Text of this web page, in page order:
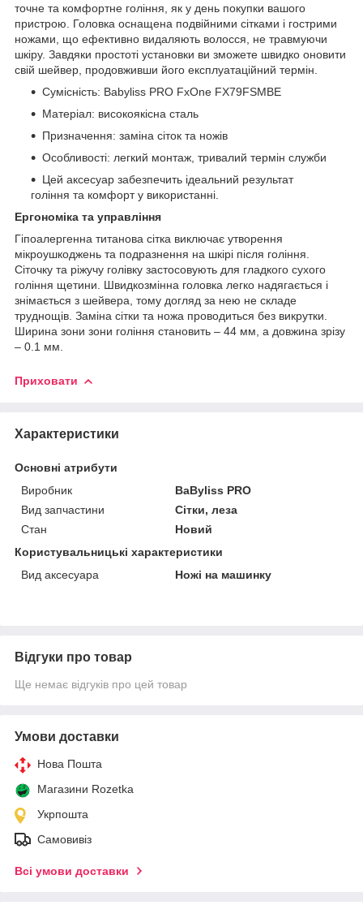
точне та комфортне гоління, як у день покупки вашого
пристрою. Головка оснащена подвійними сітками і гострими
ножами, що ефективно видаляють волосся, не травмуючи
шкіру. Завдяки простоті установки ви зможете швидко оновити
свій шейвер, продовживши його експлуатаційний термін.
Сумісність: Babyliss PRO FxOne FX79FSMBE
Матеріал: високоякісна сталь
Призначення: заміна сіток та ножів
Особливості: легкий монтаж, тривалий термін служби
Цей аксесуар забезпечить ідеальний результат
гоління та комфорт у використанні.
Ергономіка та управління
Гіпоалергенна титанова сітка виключає утворення
мікроушкоджень та подразнення на шкірі після гоління.
Сіточку та ріжучу голівку застосовують для гладкого сухого
гоління щетини. Швидкозмінна головка легко надягається і
знімається з шейвера, тому догляд за нею не складе
труднощів. Заміна сітки та ножа проводиться без викрутки.
Ширина зони зони гоління становить – 44 мм, а довжина зрізу
– 0.1 мм.
Приховати
Характеристики
Основні атрибути
Виробник
BaByliss PRO
Вид запчастини
Сітки, леза
Стан
Новий
Користувальницькі характеристики
Вид аксесуара
Ножі на машинку
Відгуки про товар
Ще немає відгуків про цей товар
Умови доставки
Нова Пошта
Магазини Rozetka
Укрпошта
Самовивіз
Всі умови доставки